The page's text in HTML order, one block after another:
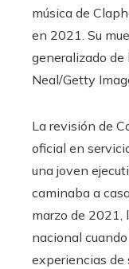
música de
en 2021. Su
generalizado
Neal/Getty
La revisión de
oficial en
una joven
caminaba a
marzo de 2021,
nacional
experiencias de